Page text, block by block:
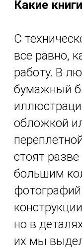
Какие
С
все равно,
работу. В
бумажный
обложкой
стоят
большим
но в
их мы